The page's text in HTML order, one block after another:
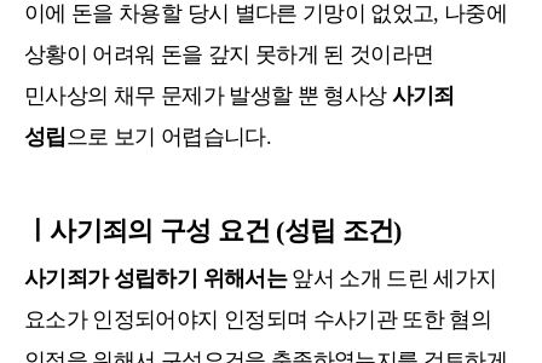
이에 돈을 차용할 당시 별다른 기망이 없었고, 나중에
상황이 어려워 돈을 갚지 못하게 된 것이라면
민사상의 채무 문제가 발생할 뿐 형사상 사기죄
성립으로 보기 어렵습니다.
ㅣ사기죄의 구성 요건 (성립 조건)
사기죄가 성립하기 위해서는앞서 소개 드린 세가지
요소가 인정되어야지 인정되며 수사기관 또한 혐의